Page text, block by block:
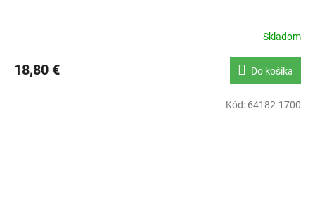
Skladom
18,80 € Do košíka
Kód: 64182-1700